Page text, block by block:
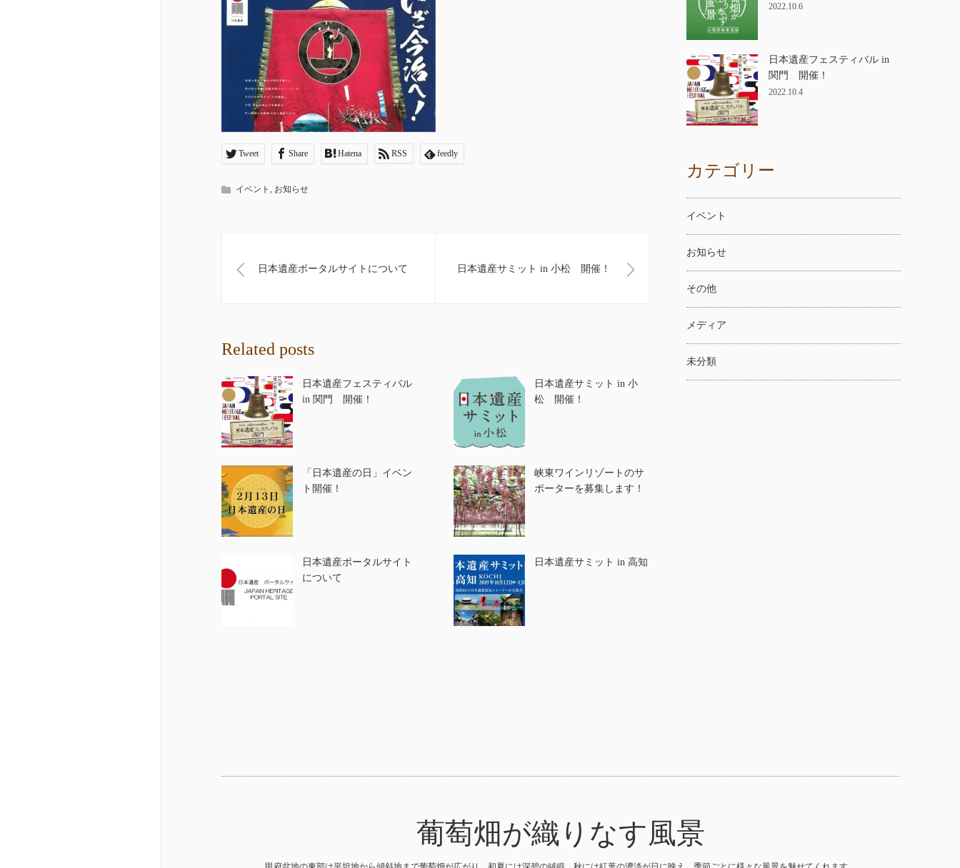
Tweet Share Hatena RSS feedly
イベント , お知らせ
日本遺産ポータルサイトについて 日本遺産サミット in 小松 開催！
Related posts
日本遺産フェスティバル
in 関門 開催！
日本遺産サミット in 小
松 開催！
「日本遺産の日」イベン
ト開催！
峡東ワインリゾートのサ
ポーターを募集します！
日本遺産ポータルサイト
について
日本遺産サミット in 高知
2022.10.6
日本遺産フェスティバル in
関門 開催！
2022.10.4
カテゴリー
イベント
お知らせ
その他
メディア
未分類
葡萄畑が織りなす風景